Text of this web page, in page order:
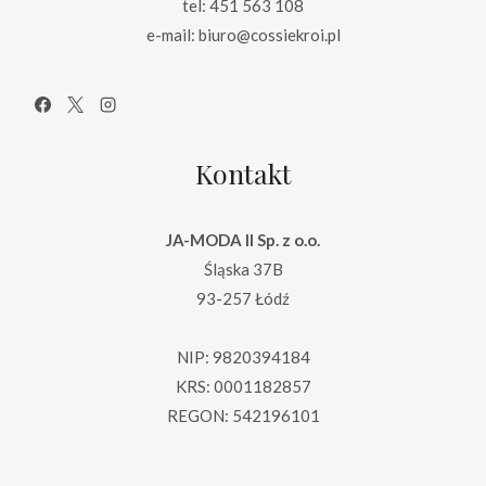
tel: 451 563 108
e-mail: biuro@cossiekroi.pl
Kontakt
JA-MODA II Sp. z o.o.
Śląska 37B
93-257 Łódź
NIP: 9820394184
KRS: 0001182857
REGON: 542196101